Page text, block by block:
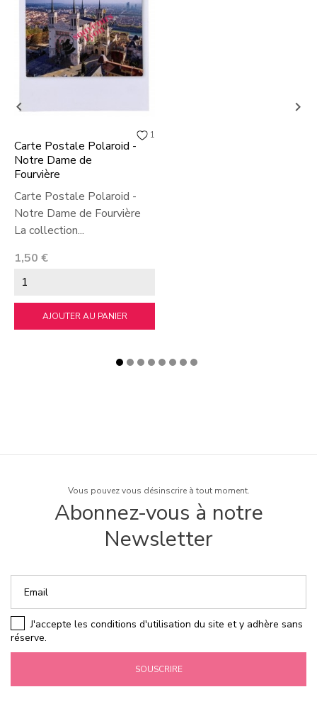
1
Carte Postale Polaroid -
Notre Dame de
Fourvière
Carte Postale Polaroid -
Notre Dame de Fourvière
La collection...
Prix
1,50 €
AJOUTER AU PANIER
 
Vous pouvez vous désinscrire à tout moment.
Abonnez-vous à notre
Newsletter
SOUSCRIRE
J'accepte les conditions d'utilisation du site et y adhère sans
réserve.